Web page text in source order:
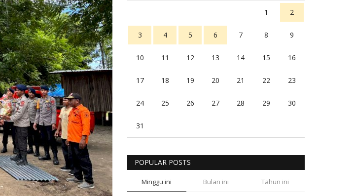
1 2
3 4 5 6 7 8 9
10 11 12 13 14 15 16
17 18 19 20 21 22 23
24 25 26 27 28 29 30
31
POPULAR POSTS
Minggu ini Bulan ini Tahun ini